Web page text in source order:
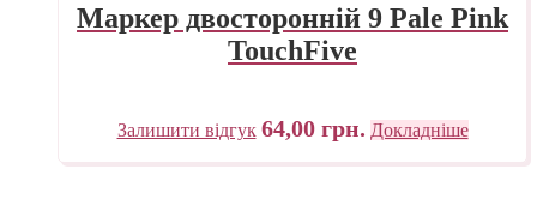
Маркер двосторонній 9 Pale Pink
TouchFive
Залишити відгук 64,00 грн. Докладніше